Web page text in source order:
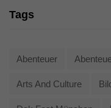
Tags
Abenteuer
Arts And Culture